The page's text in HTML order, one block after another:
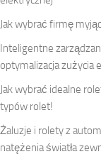
Jak wybrać firmę
Inteligentne
optymalizacja zużycia
Jak wybrać idealne
typów rolet!
Żaluzje i rolety z
natężenia światła